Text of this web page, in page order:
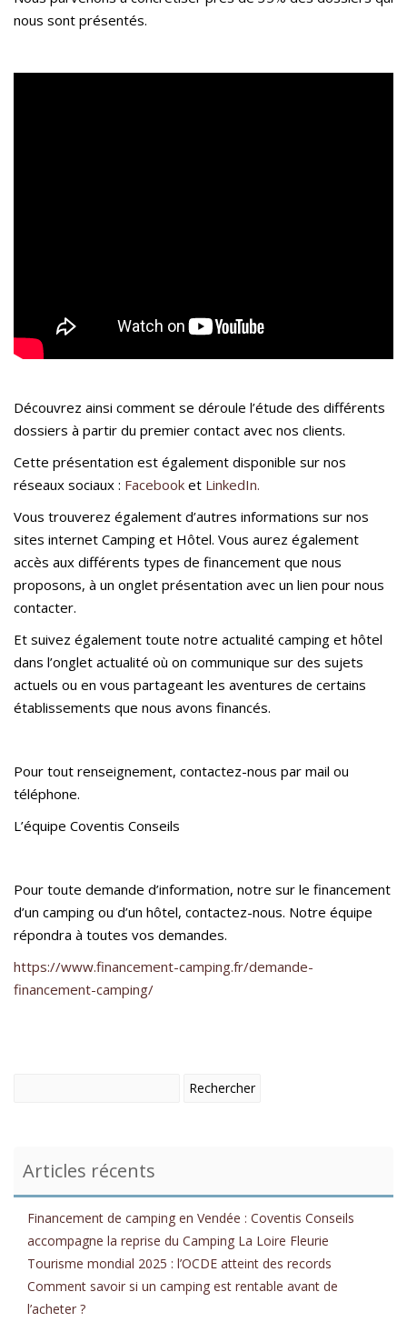
nous sont présentés.
Découvrez ainsi comment se déroule l’étude des différents
dossiers à partir du premier contact avec nos clients.
Cette présentation est également disponible sur nos
réseaux sociaux : Facebook et LinkedIn.
Vous trouverez également d’autres informations sur nos
sites internet Camping et Hôtel. Vous aurez également
accès aux différents types de financement que nous
proposons, à un onglet présentation avec un lien pour nous
contacter.
Et suivez également toute notre actualité camping et hôtel
dans l’onglet actualité où on communique sur des sujets
actuels ou en vous partageant les aventures de certains
établissements que nous avons financés.
Pour tout renseignement, contactez-nous par mail ou
téléphone.
L’équipe Coventis Conseils
Pour toute demande d’information, notre sur le financement
d’un camping ou d’un hôtel, contactez-nous. Notre équipe
répondra à toutes vos demandes.
https://www.financement-camping.fr/demande-
financement-camping/
Articles récents
Financement de camping en Vendée : Coventis Conseils
accompagne la reprise du Camping La Loire Fleurie
Tourisme mondial 2025 : l’OCDE atteint des records
Comment savoir si un camping est rentable avant de
l’acheter ?